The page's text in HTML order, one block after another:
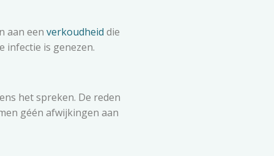
aan een verkoudheid die
infectie is genezen.
het spreken. De reden
géén afwijkingen aan